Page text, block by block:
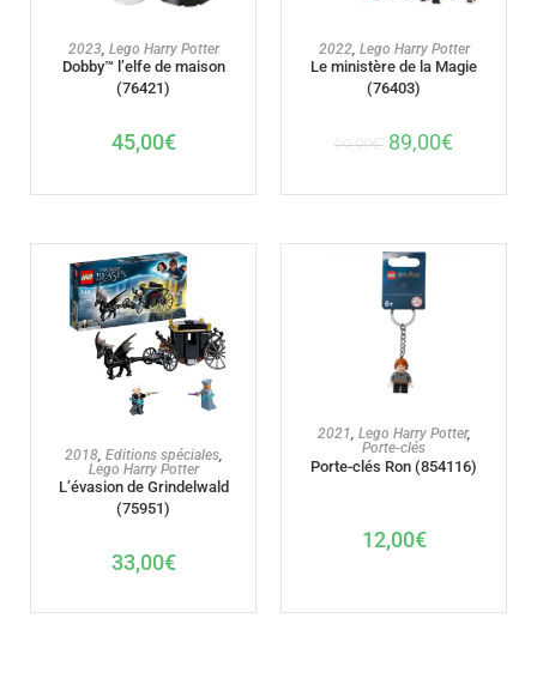
2023 Lego Harry Potter
Dobby™ l’elfe de maison
(76421)
45,00€
2022, Lego Harry Potter
Le ministère de la Magie
(76403)
99,99€ 89,00€
AJOUTER AU PANIER
2018, Editions spéciales,
Lego Harry Potter
L’évasion de Grindelwald
(75951)
33,00€
AJOUTER AU PANIER
2021, Lego Harry Potter,
Porte-clés
Porte-clés Ron (854116)
12,00€